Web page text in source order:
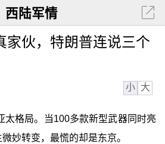
西陆军情
家伙，特朗普连说三个
小 大
太格局。当100多款新型武器同时亮
妙转变，最慌的却是东京。